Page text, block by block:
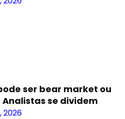
ser bear market ou
se dividem
2026